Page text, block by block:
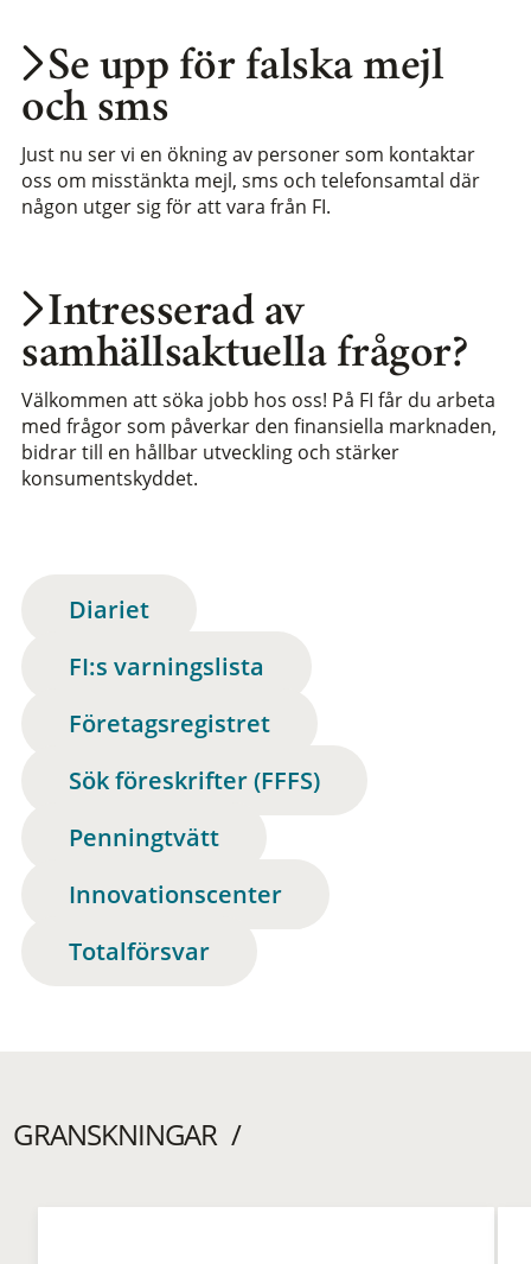
Intresserad av
samhällsaktuella frågor?
Välkommen att söka jobb hos oss! På FI får du arbeta
med frågor som påverkar den finansiella marknaden,
bidrar till en hållbar utveckling och stärker
konsumentskyddet.
Se upp för falska mejl
och sms
Just nu ser vi en ökning av personer som kontaktar
oss om misstänkta mejl, sms och telefonsamtal där
någon utger sig för att vara från FI.
Diariet
FI:s varningslista
Företagsregistret
Sök föreskrifter (FFFS)
Penningtvätt
Innovationscenter
Totalförsvar
GRANSKNINGAR